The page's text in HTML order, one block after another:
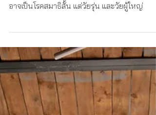
7 วิธีเอาชนะสมาธิสั้นจนประสบ
ความสำเร็จ
ปัญหาสมาธิสั้น หรือ ADHD (Attention deficit
hyperactivity disorder) ไม่เฉพาะเพียงแต่เด็กที่
อาจเป็นโรคสมาธิสั้น แต่วัยรุ่น และวัยผู้ใหญ่